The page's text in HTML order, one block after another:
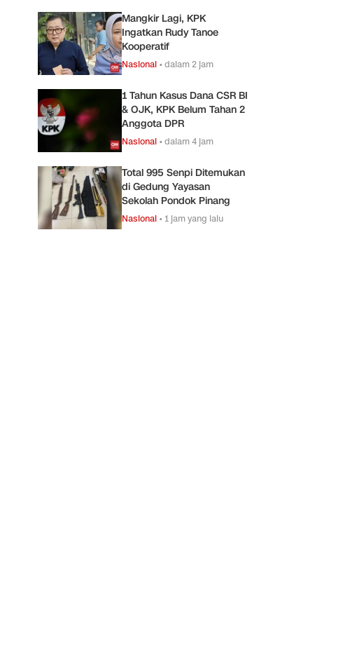
Mangkir Lagi, KPK
Ingatkan Rudy Tanoe
Kooperatif
Nasional •dalam 2 jam
1 Tahun Kasus Dana CSR BI
& OJK, KPK Belum Tahan 2
Anggota DPR
Nasional •dalam 4 jam
Total 995 Senpi Ditemukan
di Gedung Yayasan
Sekolah Pondok Pinang
Nasional •1 jam yang lalu